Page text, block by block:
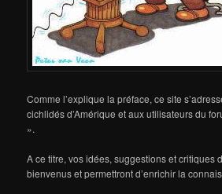
Comme l’explique la préface, ce site
cichlidés d’Amérique et aux utilisateurs du
».
A ce titre, vos idées, suggestions et critiques
bienvenus et permettront d’enrichir la